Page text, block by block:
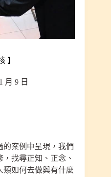
】
月 9 日
案例中呈現，我們
找尋正知、正念、
類如何去做與有什麼